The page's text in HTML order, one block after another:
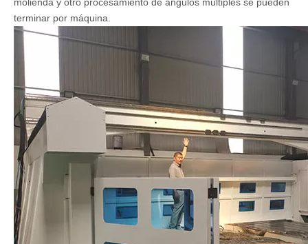
Pórtico en movimiento de 5 ejes CNC Router
Introducción:
Esta máquina se usa ampliamente en todo tipo de material de
espuma, EPS, madera, metal blando, plástico, arculato, piedra,
PVC, tablero compuesto, etc. y ranura, chaflán, perforación,
molienda y otro procesamiento de ángulos múltiples se pueden
terminar por máquina.